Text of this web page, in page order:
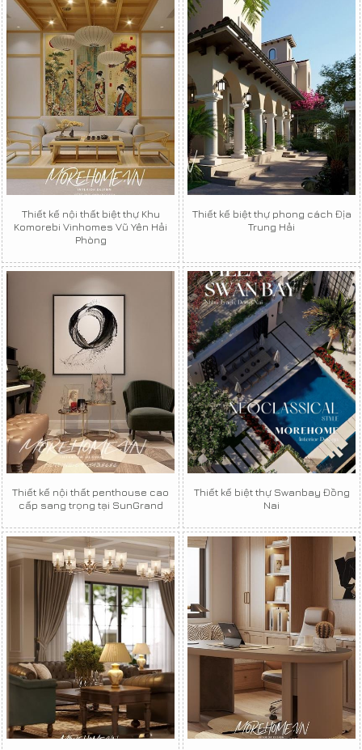
Thiết kế nội thất biệt thự Khu
Komorebi Vinhomes Vũ Yên Hải
Phòng
Thiết kế biệt thự phong cách Địa
Trung Hải
Thiết kế nội thất penthouse cao
cấp sang trọng tại SunGrand
Thiết kế biệt thự Swanbay Đồng
Nai